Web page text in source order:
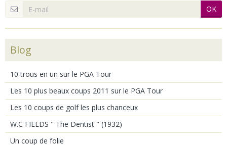
OK
Blog
10 trous en un sur le PGA Tour
Les 10 plus beaux coups 2011 sur le PGA Tour
Les 10 coups de golf les plus chanceux
W.C FIELDS " The Dentist " (1932)
Un coup de folie